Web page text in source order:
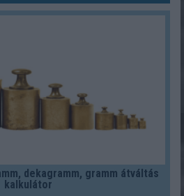
dekagramm, gramm átváltás
kalkulátor